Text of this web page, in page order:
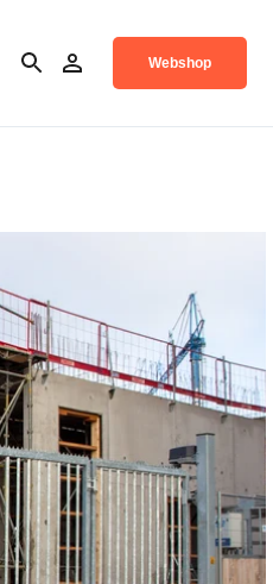
Webshop